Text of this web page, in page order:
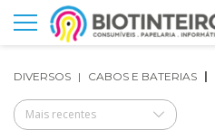
DIVERSOS CABOS E BATERIAS
Mais recentes